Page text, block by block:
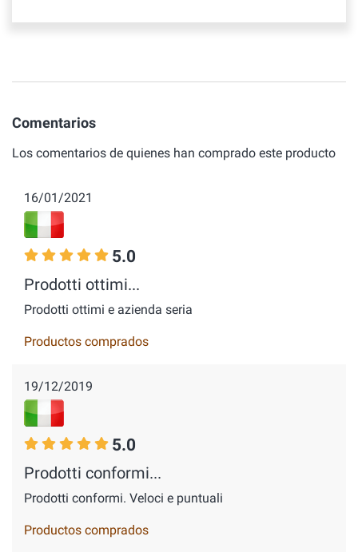
Comentarios
Los comentarios de quienes han comprado este producto
16/01/2021
5.0
Prodotti ottimi...
Prodotti ottimi e azienda seria
Productos comprados
19/12/2019
5.0
Prodotti conformi...
Prodotti conformi. Veloci e puntuali
Productos comprados